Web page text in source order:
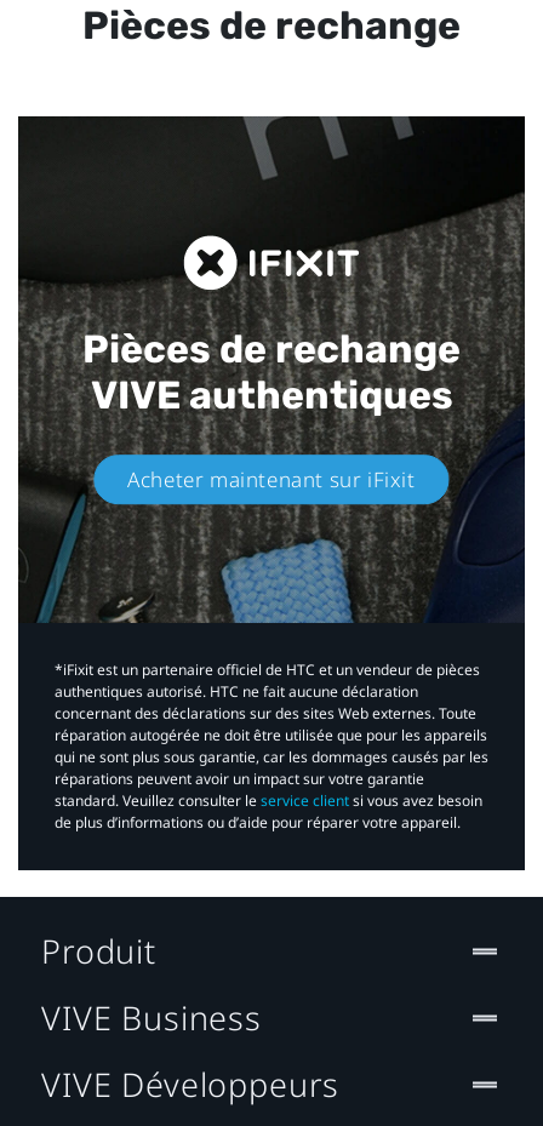
Pièces de rechange
Pièces de rechange
VIVE authentiques​
Acheter maintenant sur iFixit​
*iFixit est un partenaire officiel de HTC et un vendeur de pièces
authentiques autorisé. HTC ne fait aucune déclaration
concernant des déclarations sur des sites Web externes. Toute
réparation autogérée ne doit être utilisée que pour les appareils
qui ne sont plus sous garantie, car les dommages causés par les
réparations peuvent avoir un impact sur votre garantie
standard. Veuillez consulter leservice clientsi vous avez besoin
de plus d’informations ou d’aide pour réparer votre appareil.​
Produit
VIVE Business
VIVE Développeurs